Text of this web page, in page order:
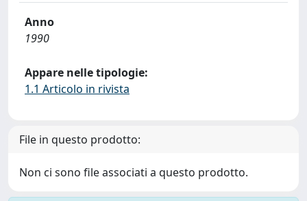
Anno
1990
Appare nelle tipologie:
1.1 Articolo in rivista
File in questo prodotto:
Non ci sono file associati a questo prodotto.